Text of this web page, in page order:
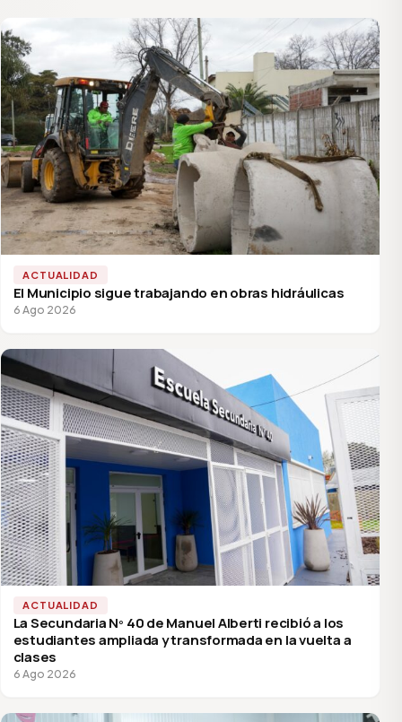
ACTUALIDAD
El Municipio sigue trabajando en obras hidráulicas
6 Ago 2026
ACTUALIDAD
La Secundaria Nº 40 de Manuel Alberti recibió a los
estudiantes ampliada y transformada en la vuelta a
clases
6 Ago 2026